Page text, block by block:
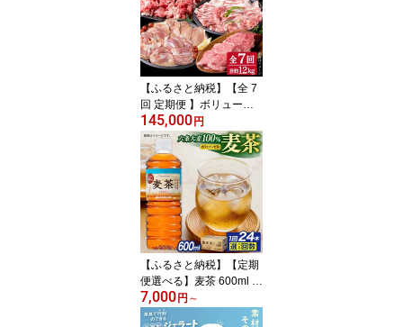
4] ギフト 贈答 おくりも
の 冷凍 BBQ
【ふるさと納税】【全 7
回 定期便 】ボリューム
満載！ 黒毛和牛 博多華
味鶏 糸島華豚 計12.1kg
セット A4ランク 糸島
【糸島ミートデリ工房】
[ACA086] 牛バラ 牛スネ
肉 ブロック 豚こま切れ
豚バラ 鶏もも ミンチ ハ
ンバーグ 餃子10万円145
000円
145,000円
【ふるさと納税】【定期
便選べる】麦茶 600ml ×
24本 糸島市 / スターナイ
ン お茶 ペットボトル [A
7,000円 ～